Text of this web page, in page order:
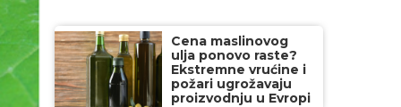
Cena maslinovog
ulja ponovo raste?
Ekstremne vrućine i
požari ugrožavaju
proizvodnju u Evropi